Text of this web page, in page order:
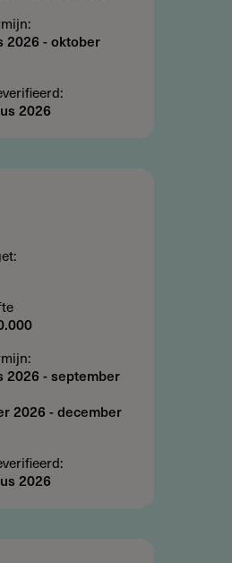
2026 -oktober
2026
2026 -september
2026 -december
2026